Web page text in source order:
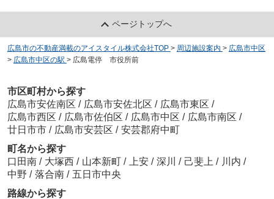
ページトップへ
広島市の不動産満載のアイスタイル株式会社TOP > 周辺施設案内 > 広島市中区
> 広島市中区の駅 > 広島電停 市役所前
市区町村から探す
広島市安佐南区 / 広島市安佐北区 / 広島市東区 /
広島市西区 / 広島市佐伯区 / 広島市中区 / 広島市南区 /
廿日市市 / 広島市安芸区 / 安芸郡府中町
町名から探す
口田南 / 大塚西 / 山本新町 / 上安 / 深川 / 己斐上 / 川内 /
中野 / 落合南 / 五日市中央
路線から探す